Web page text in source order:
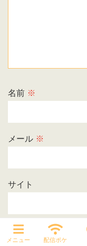
名前 ※
メール ※
サイト
次回のコメントで使用す
メニュー 配信ポケ